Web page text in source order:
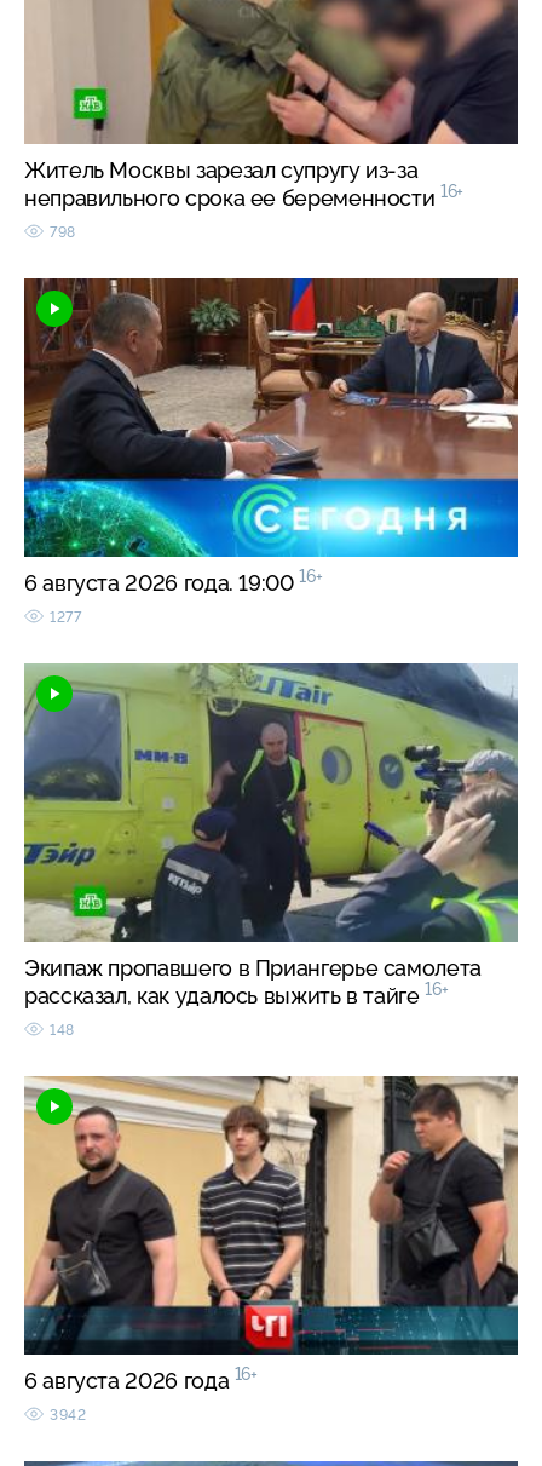
Житель Москвы зарезал супругу из-за
неправильного срока ее беременности 16+
798
6 августа 2026 года. 19:00 16+
1277
Экипаж пропавшего в Приангерье самолета
рассказал, как удалось выжить в тайге 16+
148
6 августа 2026 года 16+
3942